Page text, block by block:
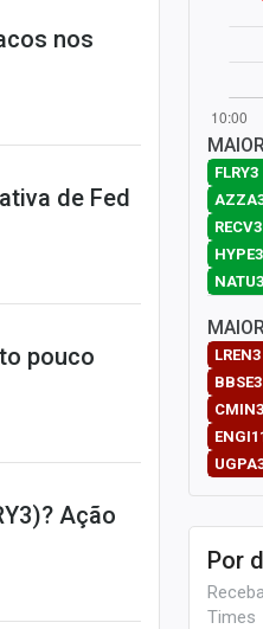
nos
de Fed
pouco
Ação
FLRY3
RECV3
HYPE3
NATU3
LREN3
BBSE3
CMIN3
Por
Times